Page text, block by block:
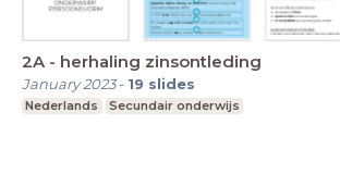
2A - herhaling zinsontleding
January 2023- 19 slides
Nederlands Secundair onderwijs